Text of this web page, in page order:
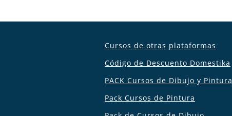
Cursos de otras plataformas
Código de Descuento Domestika
PACK Cursos de Dibujo y Pintura
Pack Cursos de Pintura